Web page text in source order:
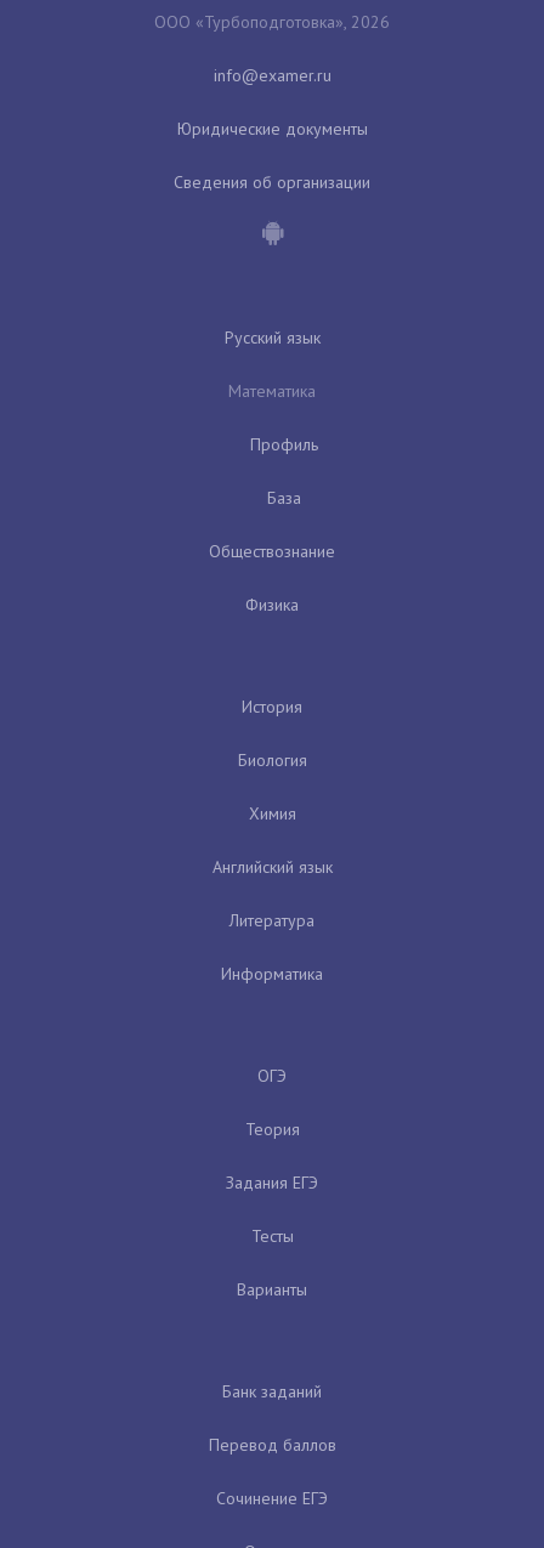
ООО «Турбоподготовка», 2026
Юридические документы
Сведения об организации
Русский язык
Математика
Профиль
База
Обществознание
Физика
История
Биология
Химия
Английский язык
Литература
Информатика
ОГЭ
Теория
Задания ЕГЭ
Тесты
Варианты
Банк заданий
Перевод баллов
Сочинение ЕГЭ